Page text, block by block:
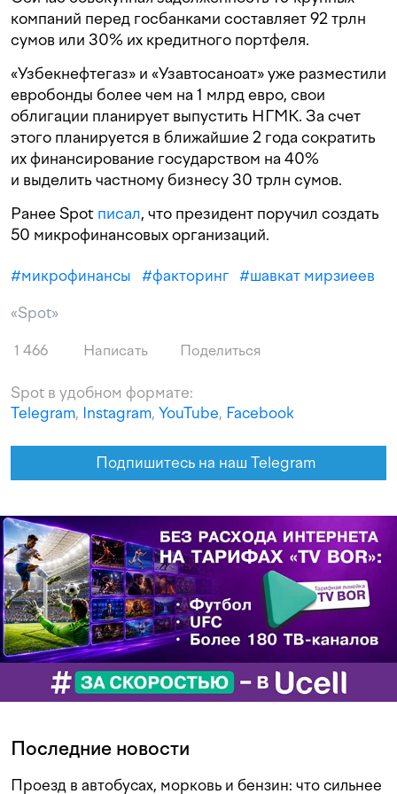
компаний перед госбанками составляет 92 трлн
сумов или 30% их кредитного портфеля.
«Узбекнефтегаз» и «Узавтосаноат» уже разместили
евробонды более чем на 1 млрд евро, свои
облигации планирует выпустить НГМК. За счет
этого планируется в ближайшие 2 года сократить
их финансирование государством на 40%
и выделить частному бизнесу 30 трлн сумов.
Ранее Spot писал, что президент поручил создать
50 микрофинансовых организаций.
#микрофинансы #факторинг #шавкат мирзиеев
«Spot»
1 466 Написать Поделиться
Spot в удобном формате:
Telegram, Instagram, YouTube, Facebook
Подпишитесь на наш Telegram
Последние новости
Проезд в автобусах, морковь и бензин: что сильнее